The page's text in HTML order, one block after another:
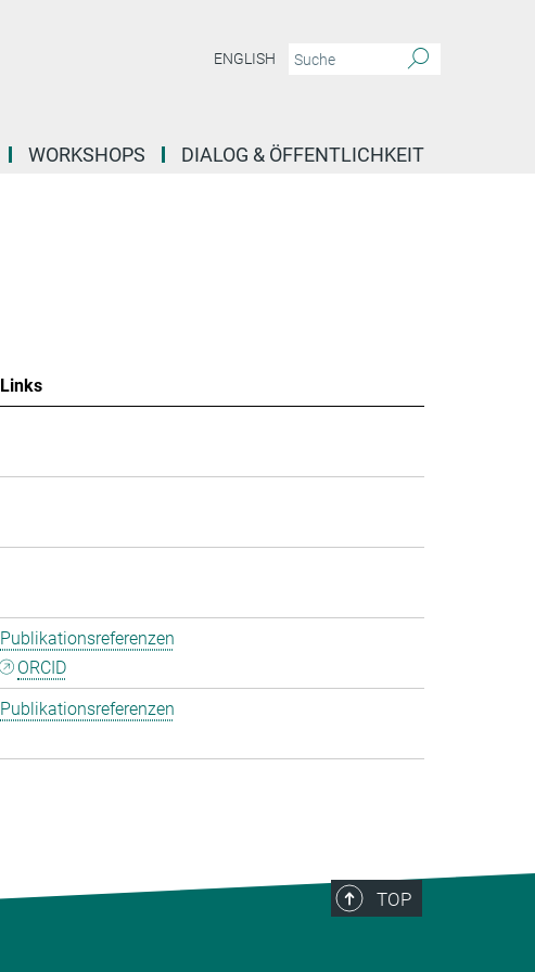
ENGLISH
WORKSHOPS DIALOG & ÖFFENTLICHKEIT
Links
Publikationsreferenzen
ORCID
Publikationsreferenzen
TOP